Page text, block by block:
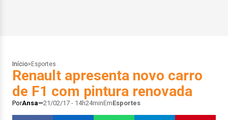
Início> Esportes
Renault apresenta novo carro
de F1 com pintura renovada
PorAnsa 21/02/17 - 14h24minEmEsportes